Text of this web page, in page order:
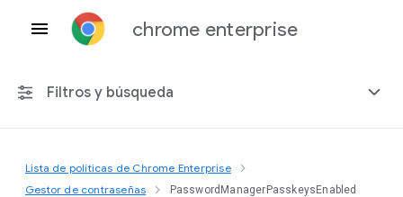
chrome enterprise
Filtros y búsqueda
Cualquier plataforma
Lista de políticas de Chrome Enterprise
Gestor de contraseñas
PasswordManagerPasskeysEnabled